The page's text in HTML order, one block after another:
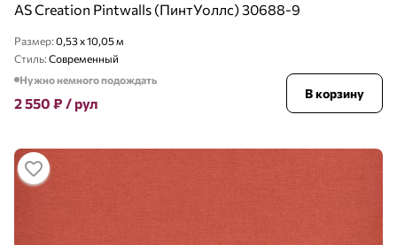
AS Creation Pintwalls (ПинтУоллс) 30688-9
Размер: 0,53 x 10,05 м
Стиль: Современный
Нужно немного подождать
2 550 ₽ / рул
В корзину